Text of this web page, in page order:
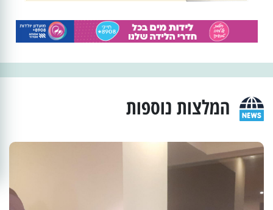
המלצות נוספות